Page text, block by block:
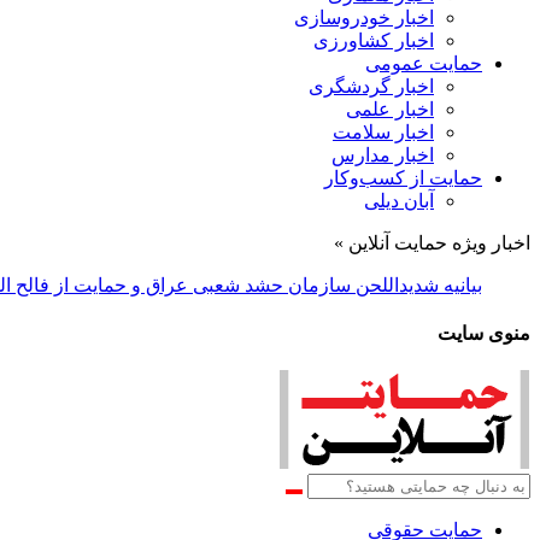
اخبار خودروسازی
اخبار کشاورزی
حمایت عمومی
اخبار گردشگری
اخبار علمی
اخبار سلامت
اخبار مدارس
حمایت از کسب‌وکار
آبان دیلی
اخبار ویژه حمایت آنلاین »
بیانیه شدیداللحن سازمان حشد شعبی عراق و حمایت از فالح
منوی سایت
حمایت حقوقی